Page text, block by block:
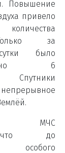
Повышение
привело
за
было
6
Спутники
МЧС
до